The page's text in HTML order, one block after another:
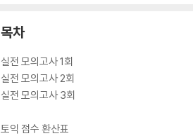
목차
실전 모의고사 1회
실전 모의고사 2회
실전 모의고사 3회
토익 점수 환산표